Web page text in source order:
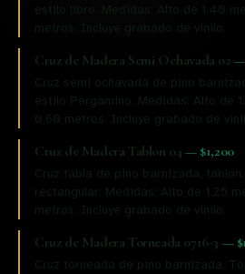
estilo libro. Medidas: Alto de 1.40
metros. Incluye grabado de vinilo.
Cruz de Madera Semi Ochavada 02 —
Cruz semi ochavada de pino
estilo Pergamino. Medidas: Alto de
0.60 metros. Incluye grabado de
Cruz de Madera Tablon 04 — $1,200
Cruz tabla de pino barnizada,
rectangular. Medidas: Alto de 1.25
metros. Incluye grabado de vinilo.
Cruz de Madera Torneada 0716-3 —
Cruz torneada de pino barnizada.